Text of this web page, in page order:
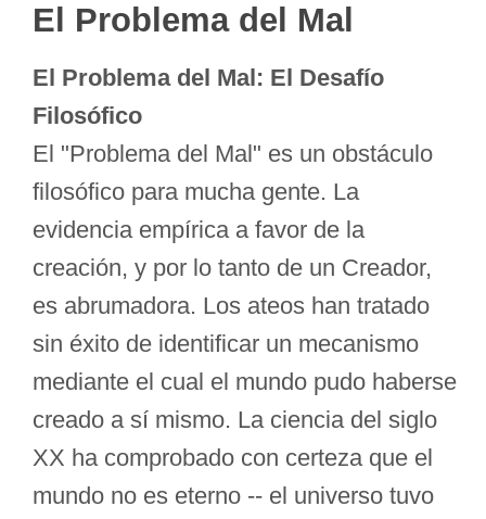
El Problema del Mal
El Problema del Mal: El Desafío
Filosófico
El "Problema del Mal" es un obstáculo
filosófico para mucha gente. La
evidencia empírica a favor de la
creación, y por lo tanto de un Creador,
es abrumadora. Los ateos han tratado
sin éxito de identificar un mecanismo
mediante el cual el mundo pudo haberse
creado a sí mismo. La ciencia del siglo
XX ha comprobado con certeza que el
mundo no es eterno -- el universo tuvo